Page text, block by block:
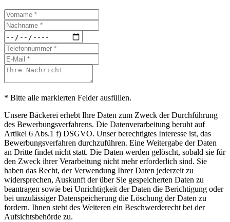
* Bitte alle markierten Felder ausfüllen.
Unsere Bäckerei erhebt Ihre Daten zum Zweck der Durchführung
des Bewerbungsverfahrens. Die Datenverarbeitung beruht auf
Artikel 6 Abs.1 f) DSGVO. Unser berechtigtes Interesse ist, das
Bewerbungsverfahren durchzuführen. Eine Weitergabe der Daten
an Dritte findet nicht statt. Die Daten werden gelöscht, sobald sie für
den Zweck ihrer Verarbeitung nicht mehr erforderlich sind. Sie
haben das Recht, der Verwendung Ihrer Daten jederzeit zu
widersprechen, Auskunft der über Sie gespeicherten Daten zu
beantragen sowie bei Unrichtigkeit der Daten die Berichtigung oder
bei unzulässiger Datenspeicherung die Löschung der Daten zu
fordern. Ihnen steht des Weiteren ein Beschwerderecht bei der
Aufsichtsbehörde zu.